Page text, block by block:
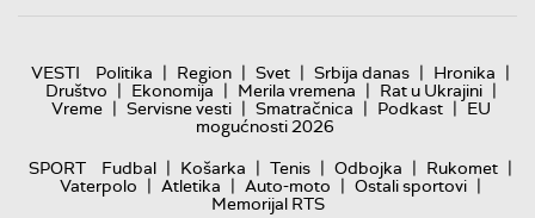
VESTI Politika | Region | Svet | Srbija danas | Hronika |
Društvo | Ekonomija | Merila vremena | Rat u Ukrajini |
Vreme | Servisne vesti | Smatračnica | Podkast | EU
mogućnosti 2026
SPORT
Fudbal | Košarka | Tenis | Odbojka | Rukomet |
Vaterpolo | Atletika | Auto-moto | Ostali sportovi |
Memorijal RTS